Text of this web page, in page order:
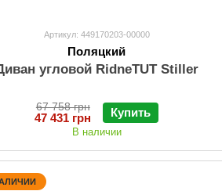
Артикул: 449170203-00000
Поляцкий
угловой RidneTUT Stiller
67 758 грн
47 431 грн Купить
В наличии